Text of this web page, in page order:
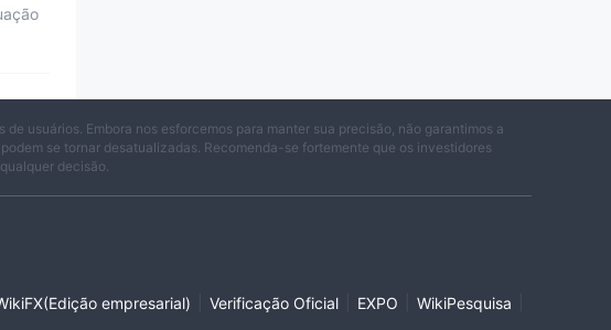
usuários. Embora nos esforcemos para manter sua precisão, não garantimos a
se tornar desatualizadas. Recomenda-se fortemente que os investidores
decisão.
empresarial) Verificação Oficial EXPO WikiPesquisa